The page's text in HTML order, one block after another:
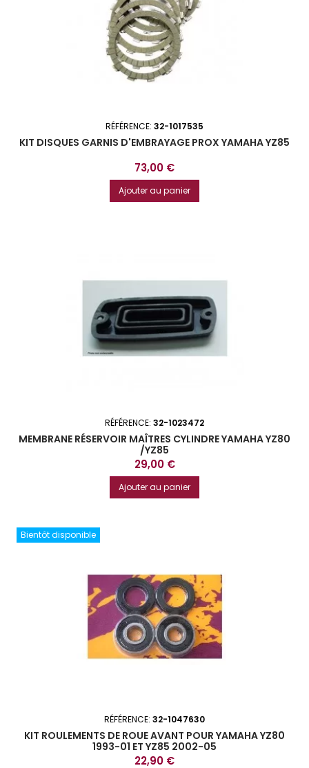
RÉFÉRENCE: 32-1017535
KIT DISQUES GARNIS D'EMBRAYAGE PROX YAMAHA YZ85
Prix
73,00 €
Ajouter au panier
RÉFÉRENCE: 32-1023472
MEMBRANE RÉSERVOIR MAÎTRES CYLINDRE YAMAHA YZ80
/YZ85
Prix
29,00 €
Ajouter au panier
Bientôt disponible
RÉFÉRENCE: 32-1047630
KIT ROULEMENTS DE ROUE AVANT POUR YAMAHA YZ80
1993-01 ET YZ85 2002-05
Prix
22,90 €